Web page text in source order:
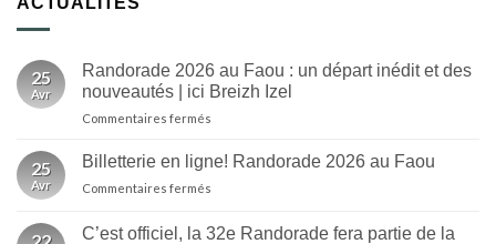
25
Avr
Randorade 2026 au Faou : un départ inédit et des
nouveautés | ici Breizh Izel
Commentaires fermés
2026
un
25
Avr
Billetterie en ligne! Randorade 2026 au Faou
Commentaires fermés
en
22 C’est officiel, la 32e Randorade fera partie de la